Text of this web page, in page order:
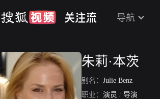
导航
朱莉·本茨
别名： Julie Benz
职业： 演员 / 导演